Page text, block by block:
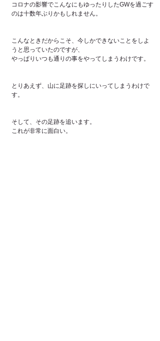
コロナの影響でこんなにもゆったりしたGWを過ごす
のは十数年ぶりかもしれません。
こんなときだからこそ、今しかできないことをしよ
うと思っていたのですが、
やっぱりいつも通りの事をやってしまうわけです。
とりあえず、山に足跡を探しにいってしまうわけで
す。
そして、その足跡を追います。
これが非常に面白い。